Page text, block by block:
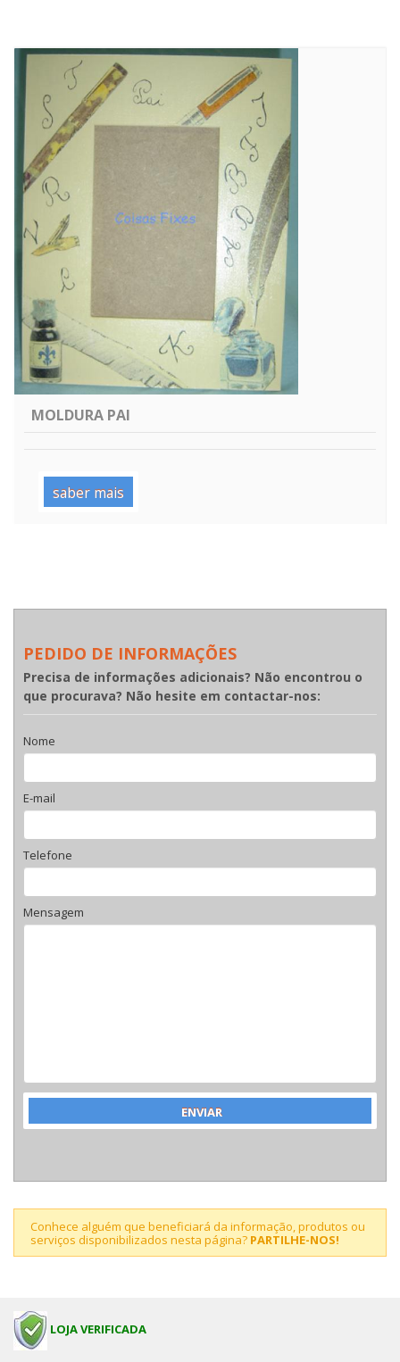
MOLDURA PAI
saber mais
PEDIDO DE INFORMAÇÕES
Precisa de informações adicionais? Não encontrou o
que procurava? Não hesite em contactar-nos:
Nome
E-mail
Telefone
Mensagem
Conhece alguém que beneficiará da informação, produtos ou
serviços disponibilizados nesta página? PARTILHE-NOS!
LOJA VERIFICADA